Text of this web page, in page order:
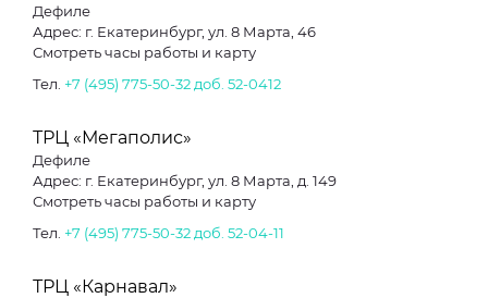
Дефиле
Адрес: г. Екатеринбург, ул. 8 Марта, 46
Смотреть часы работы и карту
Тел. +7 (495) 775-50-32 доб. 52-0412
ТРЦ «Мегаполис»
Дефиле
Адрес: г. Екатеринбург, ул. 8 Марта, д. 149
Смотреть часы работы и карту
Тел. +7 (495) 775-50-32 доб. 52-04-11
ТРЦ «Карнавал»